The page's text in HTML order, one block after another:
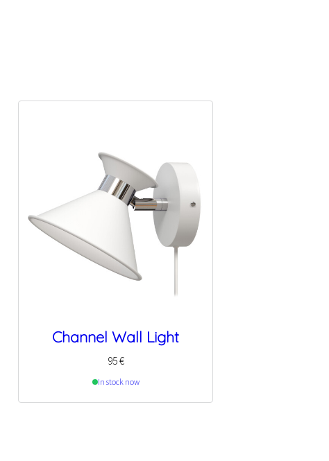
Channel Wall Light
95€
In stock now